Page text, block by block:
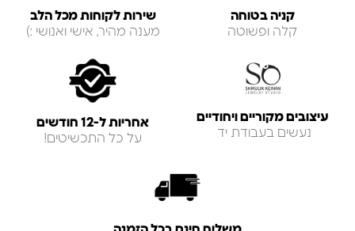
קניה בטוחה
קלה ופשוטה
שירות לקוחות מכל הלב
מענה מהיר, אישי ואנושי :)
עיצובים מקוריים ויחודיים
נעשים בעבודת יד
אחריות ל-12 חודשים
על כל התכשיטים!